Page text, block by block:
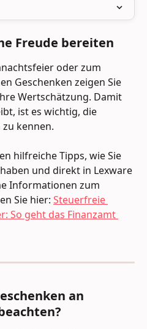
Freude bereiten
oder zum
Geschenken zeigen Sie
Wertschätzung. Damit
ist es wichtig, die
kennen.
hilfreiche Tipps, wie Sie
und direkt in Lexware
Informationen zum
Sie hier: Steuerfreie
So geht das Finanzamt
an